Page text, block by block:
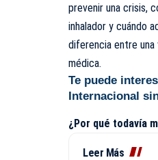
prevenir una crisis,
inhalador y cuándo
diferencia entre una
médica.
Te puede
Internacional
¿Por qué todavía
Leer Más